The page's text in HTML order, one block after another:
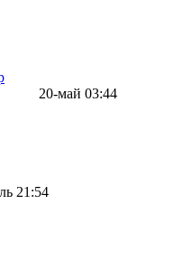
20-май 03:44
21:54